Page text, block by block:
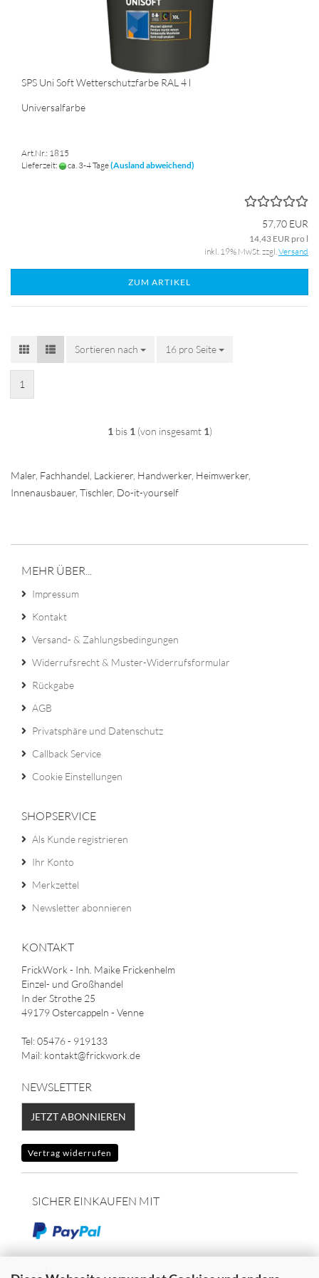
SPS Uni Soft Wetterschutzfarbe RAL 4 l
Universalfarbe
Art.Nr.: 1815
Lieferzeit:
ca. 3-4 Tage(Ausland abweichend)
57,70 EUR
14,43 EUR pro l
inkl. 19% MwSt. zzgl.Versand
ZUM ARTIKEL
Sortieren nach
Sortieren nach 16 pro Seite
pro Seite
1
1 bis 1 (von insgesamt 1)
Maler, Fachhandel, Lackierer, Handwerker, Heimwerker,
Innenausbauer, Tischler, Do-it-yourself
MEHR ÜBER...
Impressum
Kontakt
Versand- & Zahlungsbedingungen
Widerrufsrecht & Muster-Widerrufsformular
Rückgabe
AGB
Privatsphäre und Datenschutz
Callback Service
Cookie Einstellungen
SHOPSERVICE
Als Kunde registrieren
Ihr Konto
Merkzettel
Newsletter abonnieren
KONTAKT
FrickWork - Inh. Maike Frickenhelm
Einzel- und Großhandel
In der Strothe 25
49179 Ostercappeln - Venne
Tel: 05476 - 919133
Mail: kontakt@frickwork.de
NEWSLETTER
JETZT ABONNIEREN
Vertrag widerrufen
SICHER EINKAUFEN MIT
oder